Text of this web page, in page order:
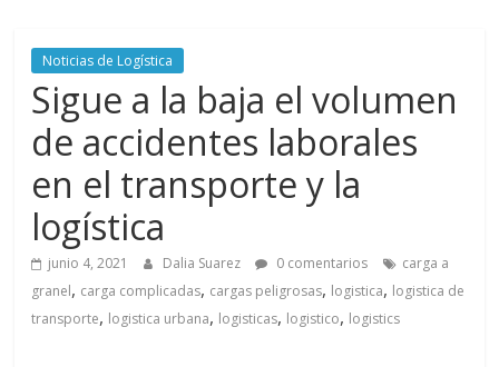
s
m
a
q
u
Noticias de Logística
Sigue a la baja el volumen
de accidentes laborales
en el transporte y la
logística
junio 4, 2021 Dalia Suarez 0 comentarios
carga a
granel, carga complicadas, cargas peligrosas, logistica, logistica de
transporte, logistica urbana, logisticas, logistico, logistics